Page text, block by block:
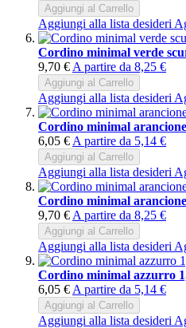
Aggiungi al Carrello
Aggiungi alla lista desideri
Cordino minimal verde
9,70 € A partire da 8,25 €
Aggiungi al Carrello
Aggiungi alla lista desideri
Cordino minimal
6,05 € A partire da 5,14 €
Aggiungi al Carrello
Aggiungi alla lista desideri
Cordino minimal
9,70 € A partire da 8,25 €
Aggiungi al Carrello
Aggiungi alla lista desideri
Cordino minimal azzurro
6,05 € A partire da 5,14 €
Aggiungi al Carrello
Aggiungi alla lista desideri